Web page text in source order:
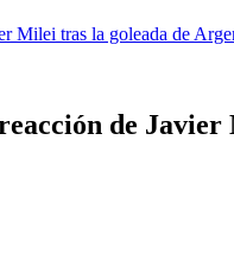
Milei tras la goleada de
de